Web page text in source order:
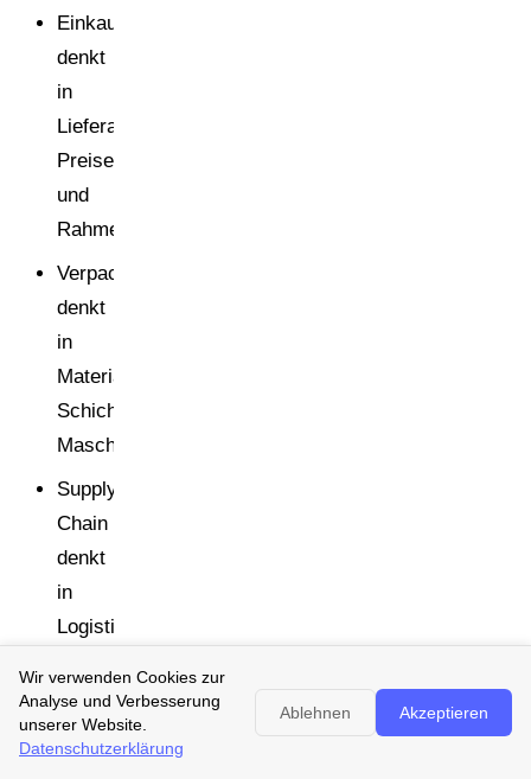
Einkauf
denkt
in
Lieferanten,
Preisen
und
Rahmenverträgen.
Verpackungstechnik
denkt
in
Materialien,
Schichten,
Maschinengängigkeit.
Supply
Chain
denkt
in
Logistik,
Länderrollouts.
Für einen
Wir verwenden Cookies zur
Analyse und Verbesserung
unserer Website.
Datenschutzerklärung
Ablehnen Akzeptieren